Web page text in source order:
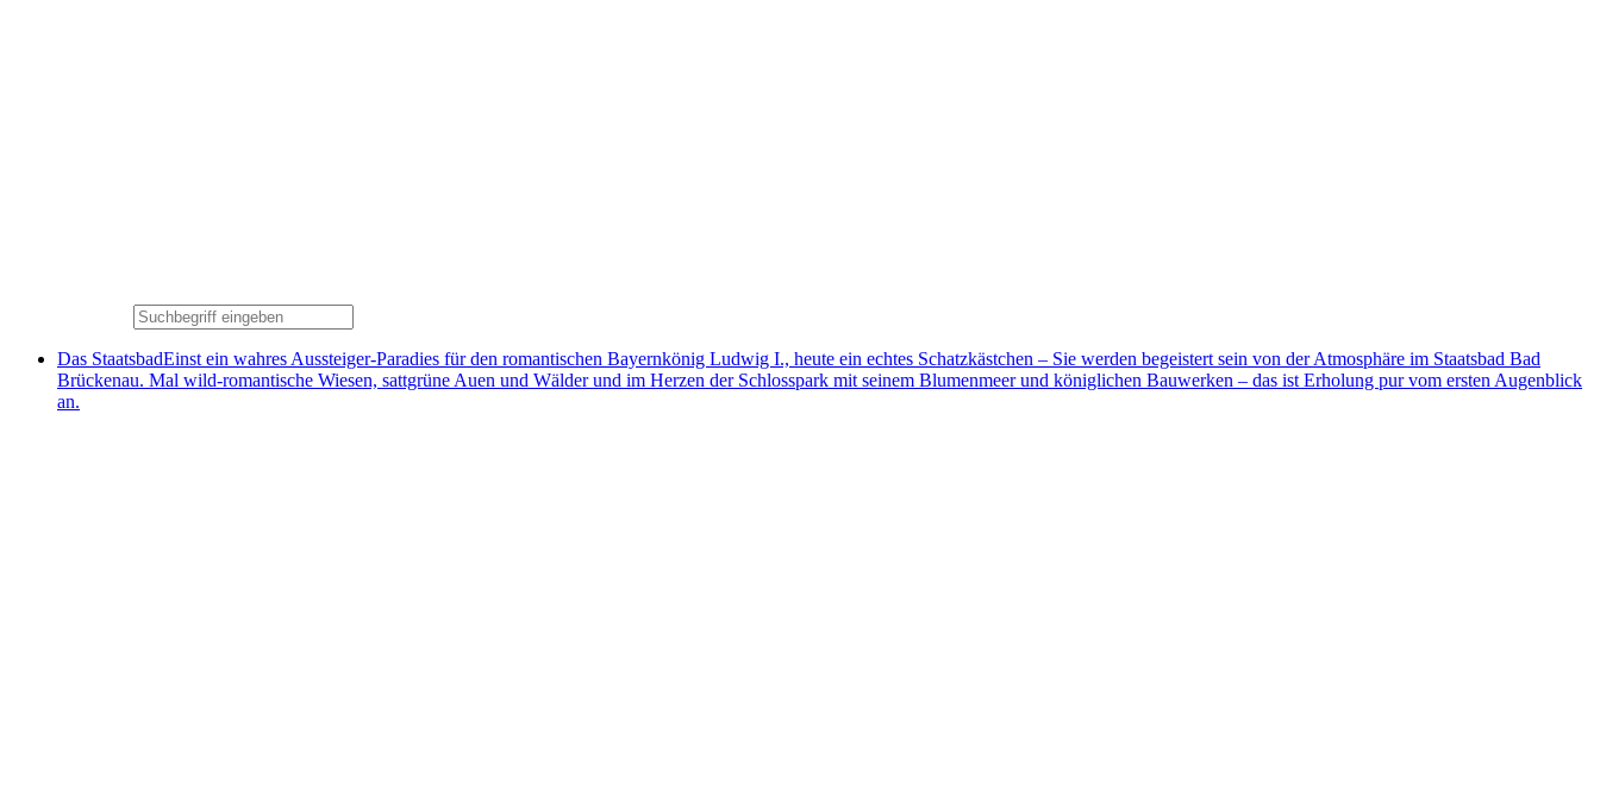
Das StaatsbadEinst ein wahres Aussteiger-Paradies für den romantischen Bayernkönig Ludwig I., heute ein echtes Schatzkästchen – Sie werden begeistert sein von der Atmosphäre im Staatsbad Bad
Brückenau. Mal wild-romantische Wiesen, sattgrüne Auen und Wälder und im Herzen der Schlosspark mit seinem Blumenmeer und königlichen Bauwerken – das ist Erholung pur vom ersten Augenblick
an.